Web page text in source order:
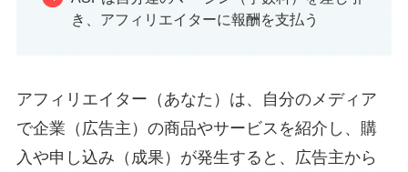
き、アフィリエイターに報酬を支払う
アフィリエイター（あなた）は、自分のメディア
で企業（広告主）の商品やサービスを紹介し、購
入や申し込み（成果）が発生すると、広告主から